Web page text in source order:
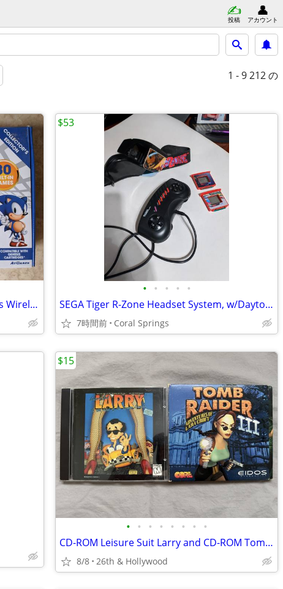
投稿 アカウント
1 - 9212 の
Sega Genesis Classic 80 Built-in Games Wireless Collector's Edition
• • • • •
SEGA Tiger R-Zone Headset System, w/Daytona USA & Pazer Dragoon Games
7時間前 Coral Springs
$53
• • • • • • • •
CD-ROM Leisure Suit Larry and CD-ROM Tomb Raider III
8/8 26th & Hollywood
$15